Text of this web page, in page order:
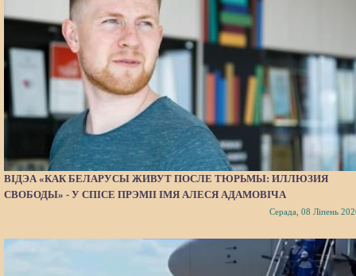
ВІДЭА «КАК БЕЛАРУСЫ ЖИВУТ ПОСЛЕ ТЮРЬМЫ: ИЛЛЮЗИЯ
СВОБОДЫ» - У СПІСЕ ПРЭМІІ ІМЯ АЛЕСЯ АДАМОВІЧА
Серада, 08 Ліпень